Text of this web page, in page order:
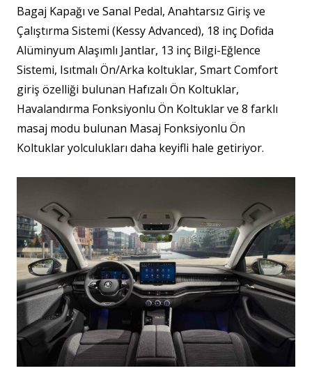
Bagaj Kapağı ve Sanal Pedal​, Anahtarsız Giriş ve
Çalıştırma Sistemi (Kessy Advanced), 18 inç Dofida
Alüminyum Alaşımlı Jantlar, 13 inç Bilgi-Eğlence
Sistemi​, Isıtmalı Ön/Arka koltuklar, Smart Comfort
giriş özelliği bulunan Hafızalı Ön Koltuklar,
Havalandırma Fonksiyonlu Ön Koltuklar ve 8 farklı
masaj modu bulunan Masaj Fonksiyonlu Ön
Koltuklar yolculukları daha keyifli hale getiriyor.